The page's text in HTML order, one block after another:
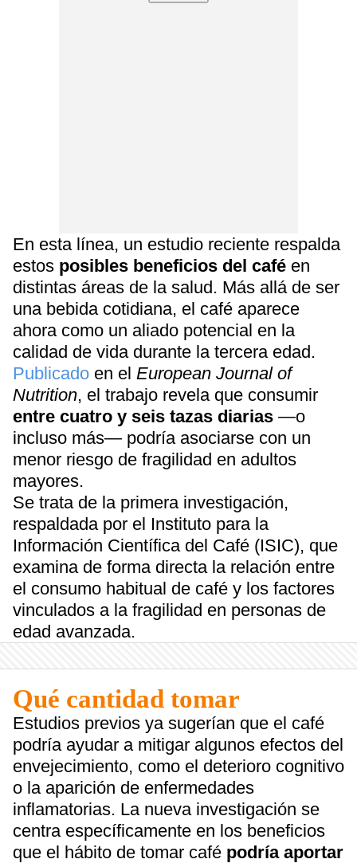
En esta línea, un estudio reciente respalda
estos posibles beneficios del café en
distintas áreas de la salud. Más allá de ser
una bebida cotidiana, el café aparece
ahora como un aliado potencial en la
calidad de vida durante la tercera edad.
Publicado en el European Journal of
Nutrition, el trabajo revela que consumir
entre cuatro y seis tazas diarias —o
incluso más— podría asociarse con un
menor riesgo de fragilidad en adultos
mayores.
Se trata de la primera investigación,
respaldada por el Instituto para la
Información Científica del Café (ISIC), que
examina de forma directa la relación entre
el consumo habitual de café y los factores
vinculados a la fragilidad en personas de
edad avanzada.
Qué cantidad tomar
Estudios previos ya sugerían que el café
podría ayudar a mitigar algunos efectos del
envejecimiento, como el deterioro cognitivo
o la aparición de enfermedades
inflamatorias. La nueva investigación se
centra específicamente en los beneficios
que el hábito de tomar café podría aportar